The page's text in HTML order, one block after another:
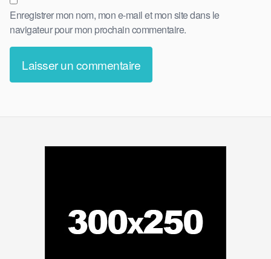
Enregistrer mon nom, mon e-mail et mon site dans le
navigateur pour mon prochain commentaire.